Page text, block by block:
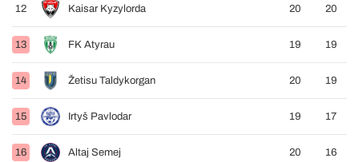
12 Kaisar Kyzylorda 20 20
13 FK Atyrau 19 19
14 Žetisu Taldykorgan 20 19
15 Irtyš Pavlodar 19 17
16 Altaj Semej 20 16